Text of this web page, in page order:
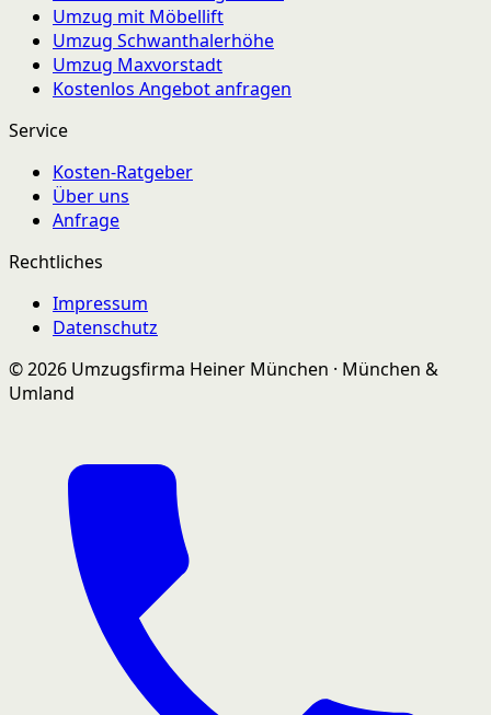
Umzug mit Möbellift
Umzug Schwanthalerhöhe
Umzug Maxvorstadt
Kostenlos Angebot anfragen
Service
Kosten-Ratgeber
Über uns
Anfrage
Rechtliches
Impressum
Datenschutz
© 2026 Umzugsfirma Heiner München · München &
Umland